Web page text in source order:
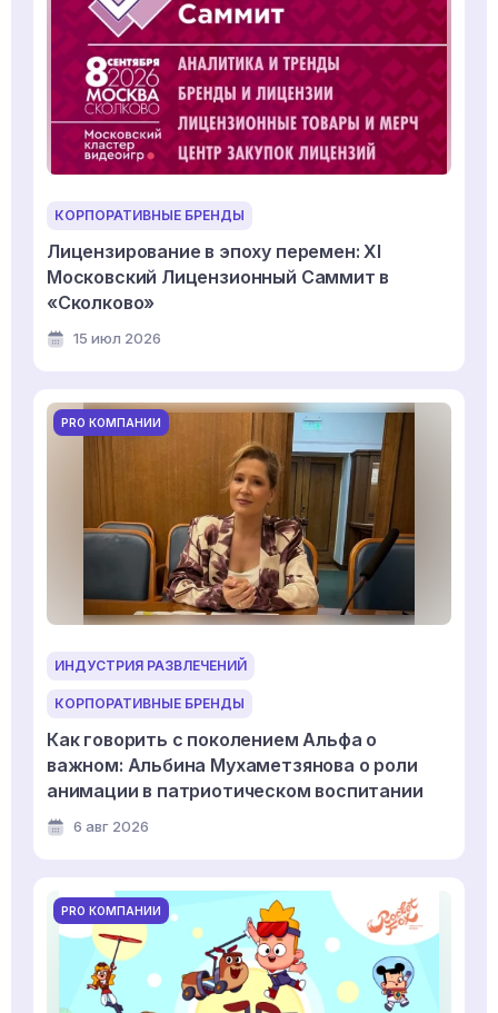
КОРПОРАТИВНЫЕ БРЕНДЫ
Лицензирование в эпоху перемен: XI
Московский Лицензионный Саммит в
«Сколково»
15 июл 2026
PRO КОМПАНИИ
ИНДУСТРИЯ РАЗВЛЕЧЕНИЙ
КОРПОРАТИВНЫЕ БРЕНДЫ
Как говорить с поколением Альфа о
важном: Альбина Мухаметзянова о роли
анимации в патриотическом воспитании
6 авг 2026
PRO КОМПАНИИ